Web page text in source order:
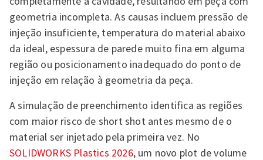
geometria incompleta. As causas incluem pressão de
injeção insuficiente, temperatura do material abaixo
da ideal, espessura de parede muito fina em alguma
região ou posicionamento inadequado do ponto de
injeção em relação à geometria da peça.
A simulação de preenchimento identifica as regiões
com maior risco de short shot antes mesmo de o
material ser injetado pela primeira vez. No
SOLIDWORKS Plastics 2026, um novo plot de volume